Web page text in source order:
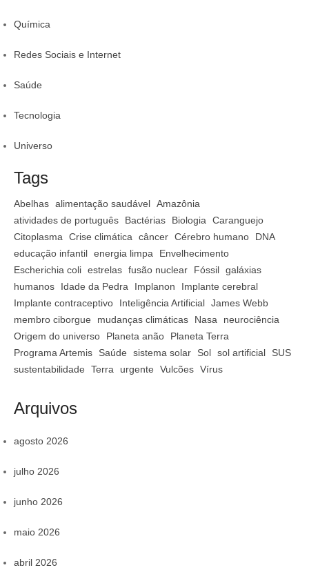
Química
Redes Sociais e Internet
Saúde
Tecnologia
Universo
Tags
Abelhas alimentação saudável Amazônia
atividades de português
Bactérias Biologia
Caranguejo
Citoplasma
Crise climática câncer Cérebro humano
DNA
educação infantil energia limpa
Envelhecimento
Escherichia coli estrelas fusão nuclear Fóssil galáxias
humanos
Idade da Pedra Implanon
Implante cerebral
Implante contraceptivo
Inteligência Artificial James Webb
membro ciborgue
mudanças climáticas Nasa
neurociência
Origem do universo
Planeta anão
Planeta Terra
Programa Artemis
Saúde sistema solar Sol sol artificial
SUS
sustentabilidade
Terra urgente Vulcões Vírus
Arquivos
agosto 2026
julho 2026
junho 2026
maio 2026
abril 2026